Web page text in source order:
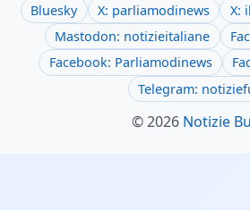
Bluesky X: parliamodinews
X:
Mastodon: notizieitaliane
Facebook: Parliamodinews
Telegram:
© 2026 Notizie